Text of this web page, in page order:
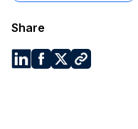
Share